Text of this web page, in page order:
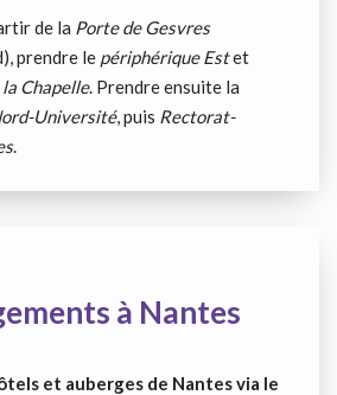
de la Porte de Gesvres
prendre le périphérique Estet
Chapelle. Prendre ensuite la
Université, puis Rectorat-
.
à Nantes
et auberges de Nantes via le